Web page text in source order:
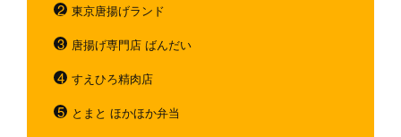
東京唐揚げランド
唐揚げ専門店 ばんだい
すえひろ精肉店
とまと ほかほか弁当